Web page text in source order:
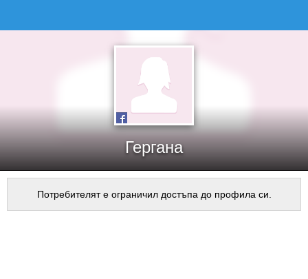
Гергана
Потребителят е ограничил достъпа до профила си.